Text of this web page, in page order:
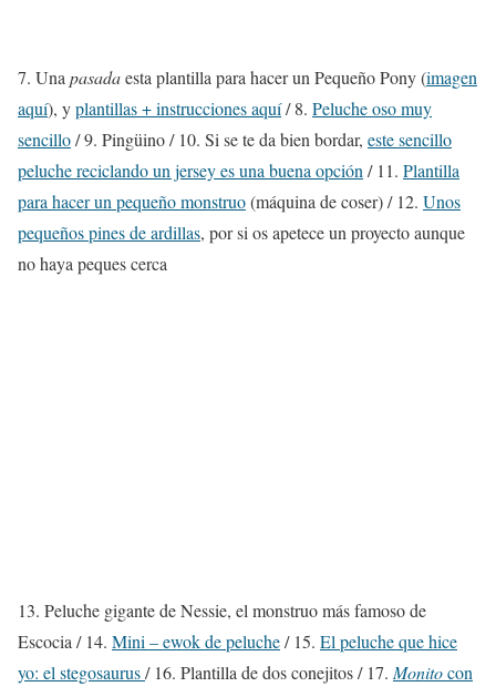
7. Una pasadaesta plantilla para hacer un Pequeño Pony (imagen
aquí), yplantillas + instrucciones aquí/ 8. Peluche oso muy
sencillo/ 9. Pingüino / 10. Si se te da bien bordar, este sencillo
peluche reciclando un jersey es una buena opción / 11. Plantilla
para hacer un pequeño monstruo(máquina de coser) / 12. Unos
pequeños pines de ardillas, por si os apetece un proyecto aunque
no haya peques cerca
13. Peluche gigante de Nessie, el monstruo más famoso de
Escocia / 14. Mini – ewok de peluche/ 15. El peluche que hice
yo: el stegosaurus/ 16. Plantilla de dos conejitos / 17. Monitocon